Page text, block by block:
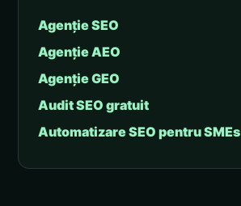
Agenție SEO
Agenție AEO
Agenție GEO
Audit SEO gratuit
Automatizare SEO pentru SMEs